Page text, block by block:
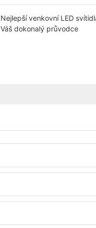
Nejlepší venkovní LED
Váš dokonalý průvodce